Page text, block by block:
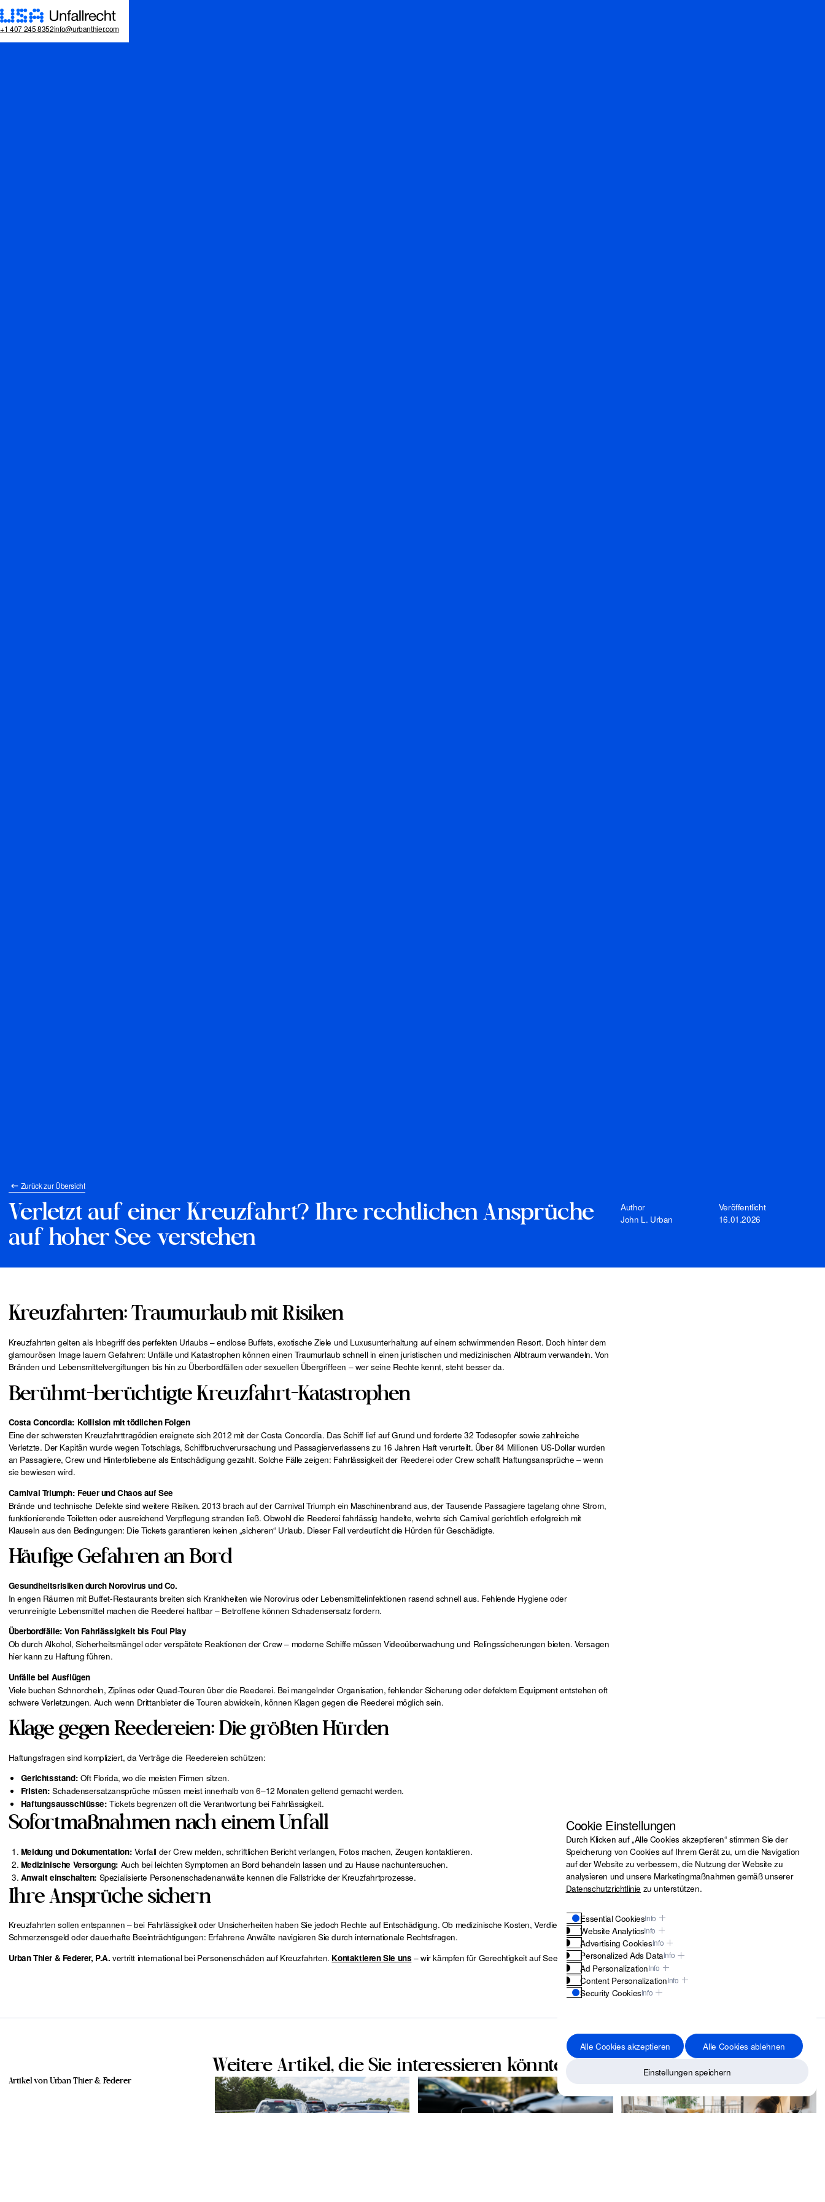
+1 407 245 8352info@urbanthier.com
Zurück zur Übersicht
Verletzt auf einer Kreuzfahrt? Ihre rechtlichen Ansprüche
auf hoher See verstehen
Author
John L. Urban
Veröffentlicht
16.01.2026
Kreuzfahrten: Traumurlaub mit Risiken
Kreuzfahrten gelten als Inbegriff des perfekten Urlaubs – endlose Buffets, exotische Ziele und Luxusunterhaltung auf einem schwimmenden Resort. Doch hinter dem
glamourösen Image lauern Gefahren: Unfälle und Katastrophen können einen Traumurlaub schnell in einen juristischen und medizinischen Albtraum verwandeln. Von
Bränden und Lebensmittelvergiftungen bis hin zu Überbordfällen oder sexuellen Übergriffeen – wer seine Rechte kennt, steht besser da.
Berühmt-berüchtigte Kreuzfahrt-Katastrophen
Costa Concordia: Kollision mit tödlichen Folgen
Eine der schwersten Kreuzfahrttragödien ereignete sich 2012 mit der Costa Concordia. Das Schiff lief auf Grund und forderte 32 Todesopfer sowie zahlreiche
Verletzte. Der Kapitän wurde wegen Totschlags, Schiffbruchverursachung und Passagierverlassens zu 16 Jahren Haft verurteilt. Über 84 Millionen US-Dollar wurden
an Passagiere, Crew und Hinterbliebene als Entschädigung gezahlt. Solche Fälle zeigen: Fahrlässigkeit der Reederei oder Crew schafft Haftungsansprüche – wenn
sie bewiesen wird.
Carnival Triumph: Feuer und Chaos auf See
Brände und technische Defekte sind weitere Risiken. 2013 brach auf der Carnival Triumph ein Maschinenbrand aus, der Tausende Passagiere tagelang ohne Strom,
funktionierende Toiletten oder ausreichend Verpflegung stranden ließ. Obwohl die Reederei fahrlässig handelte, wehrte sich Carnival gerichtlich erfolgreich mit
Klauseln aus den Bedingungen: Die Tickets garantieren keinen „sicheren“ Urlaub. Dieser Fall verdeutlicht die Hürden für Geschädigte.
Häufige Gefahren an Bord
Gesundheitsrisiken durch Norovirus und Co.
In engen Räumen mit Buffet-Restaurants breiten sich Krankheiten wie Norovirus oder Lebensmittelinfektionen rasend schnell aus. Fehlende Hygiene oder
verunreinigte Lebensmittel machen die Reederei haftbar – Betroffene können Schadensersatz fordern.
Überbordfälle: Von Fahrlässigkeit bis Foul Play
Ob durch Alkohol, Sicherheitsmängel oder verspätete Reaktionen der Crew – moderne Schiffe müssen Videoüberwachung und Relingssicherungen bieten. Versagen
hier kann zu Haftung führen.
Unfälle bei Ausflügen
Viele buchen Schnorcheln, Ziplines oder Quad-Touren über die Reederei. Bei mangelnder Organisation, fehlender Sicherung oder defektem Equipment entstehen oft
schwere Verletzungen. Auch wenn Drittanbieter die Touren abwickeln, können Klagen gegen die Reederei möglich sein.
Klage gegen Reedereien: Die größten Hürden
Haftungsfragen sind kompliziert, da Verträge die Reedereien schützen:
Gerichtsstand: Oft Florida, wo die meisten Firmen sitzen.
Fristen: Schadensersatzansprüche müssen meist innerhalb von 6–12 Monaten geltend gemacht werden.
Haftungsausschlüsse: Tickets begrenzen oft die Verantwortung bei Fahrlässigkeit.
Sofortmaßnahmen nach einem Unfall
Meldung und Dokumentation: Vorfall der Crew melden, schriftlichen Bericht verlangen, Fotos machen, Zeugen kontaktieren.
Medizinische Versorgung: Auch bei leichten Symptomen an Bord behandeln lassen und zu Hause nachuntersuchen.
Anwalt einschalten: Spezialisierte Personenschadenanwälte kennen die Fallstricke der Kreuzfahrtprozesse.
Ihre Ansprüche sichern
Kreuzfahrten sollen entspannen – bei Fahrlässigkeit oder Unsicherheiten haben Sie jedoch Rechte auf Entschädigung. Ob medizinische Kosten, Verdienstausfall,
Schmerzensgeld oder dauerhafte Beeinträchtigungen: Erfahrene Anwälte navigieren Sie durch internationale Rechtsfragen.
Urban Thier & Federer, P.A. vertritt international bei Personenschäden auf Kreuzfahrten. Kontaktieren Sie uns – wir kämpfen für Gerechtigkeit auf See.
Weitere Artikel, die Sie interessieren könnten.
Artikel von Urban Thier & Federer
Cookie Einstellungen
Durch Klicken auf „Alle Cookies akzeptieren“ stimmen Sie der
Speicherung von Cookies auf Ihrem Gerät zu, um die Navigation
auf der Website zu verbessern, die Nutzung der Website zu
analysieren und unsere Marketingmaßnahmen gemäß unserer
Datenschutzrichtlinie zu unterstützen.
Essential CookiesInfo
Website AnalyticsInfo
Advertising CookiesInfo
Personalized Ads DataInfo
Ad PersonalizationInfo
Content PersonalizationInfo
Security CookiesInfo
Alle Cookies akzeptieren Alle Cookies ablehnen
Einstellungen speichern